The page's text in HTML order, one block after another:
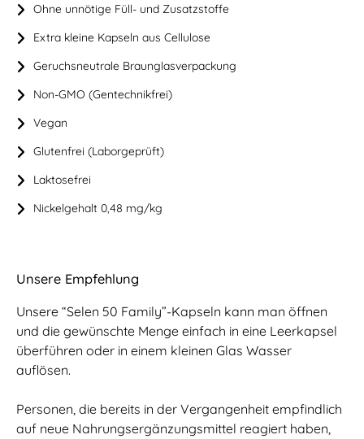
Ohne unnötige Füll- und Zusatzstoffe
Extra kleine Kapseln aus Cellulose
Geruchsneutrale Braunglasverpackung
Non-GMO (Gentechnikfrei)
Vegan
Glutenfrei (Laborgeprüft)
Laktosefrei
Nickelgehalt 0,48 mg/kg
Unsere Empfehlung
Unsere “Selen 50 Family”-Kapseln kann man öffnen
und die gewünschte Menge einfach in eine Leerkapsel
überführen oder in einem kleinen Glas Wasser
auflösen.
Personen, die bereits in der Vergangenheit empfindlich
auf neue Nahrungsergänzungsmittel reagiert haben,